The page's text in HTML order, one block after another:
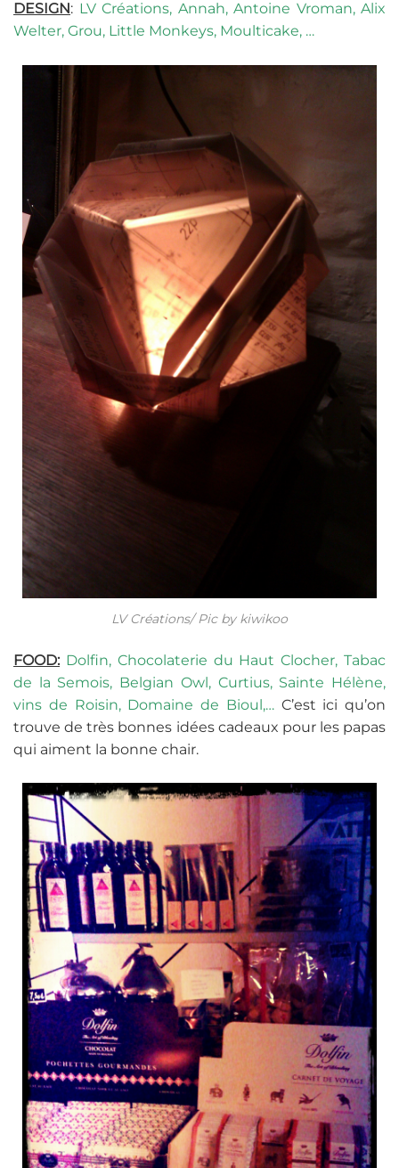
DESIGN: LV Créations, Annah, Antoine Vroman, Alix
Welter, Grou, Little Monkeys, Moulticake, …
LV Créations/ Pic by kiwikoo
FOOD: Dolfin, Chocolaterie du Haut Clocher, Tabac
de la Semois, Belgian Owl, Curtius, Sainte Hélène,
vins de Roisin, Domaine de Bioul,…C’est ici qu’on
trouve de très bonnes idées cadeaux pour les papas
qui aiment la bonne chair.